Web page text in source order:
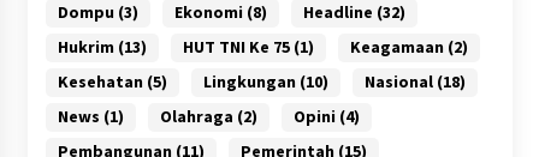
Dompu (3) Ekonomi (8) Headline (32)
Hukrim (13) HUT TNI Ke 75(1) Keagamaan (2)
Kesehatan (5) Lingkungan (10) Nasional(18)
News (1) Olahraga (2) Opini (4)
Pembangunan (11) Pemerintah (15)